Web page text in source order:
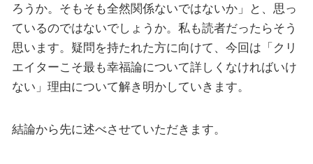
ろうか。そもそも全然関係ないではないか」と、思っ
ているのではないでしょうか。私も読者だったらそう
思います。疑問を持たれた方に向けて、今回は「クリ
エイターこそ最も幸福論について詳しくなければいけ
ない」理由について解き明かしていきます。
結論から先に述べさせていただきます。